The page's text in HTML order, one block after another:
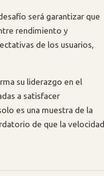
será garantizar que
rendimiento y
de los usuarios,
su liderazgo en el
a satisfacer
es una muestra de la
de que la velocidad